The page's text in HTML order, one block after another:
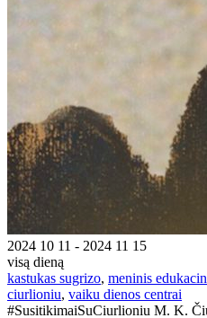
2024 10 11 - 2024 11 15
visą dieną
kastukas sugrizo, meninis
ciurlioniu, vaiku dienos centrai
#SusitikimaiSuCiurlioniu M. K.